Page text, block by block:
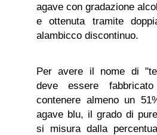
agave con gradazione
e ottenuta tramite
alambicco discontinuo.
Per avere il nome di
deve essere
contenere almeno un
agave blu, il grado di
si misura dalla